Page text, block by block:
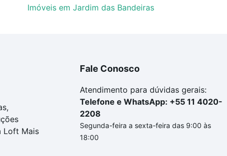
Imóveis em Jardim das Bandeiras
Loft Mais
Fale Conosco
Atendimento para dúvidas gerais:
Telefone e WhatsApp: +55 11 4020-
2208
Segunda-feira a sexta-feira das 9:00 às
18:00